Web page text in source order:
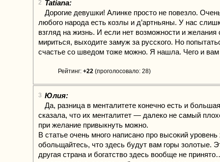
2 Tatiana:
Дорогие девушки! Алинке просто не повезло.
любого народа есть козлы и д’артньяны. У нас
взгляд на жизнь. И если нет возможности и желания
мириться, выходите замуж за русского. Но
счастье со шведом тоже можно. Я нашла. Чего и
Рейтинг: +22 (проголосовало: 28)
3 Юлия:
Да, разница в менталитете конечно есть и
сказала, что их менталитет — далеко не самый
при желание привыкнуть можно.
В статье очень много написано про высокий
обольщайтесь, что здесь будут вам горы золотые.
другая страна и богатство здесь вообще не